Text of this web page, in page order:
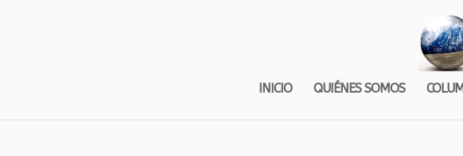
INICIO QUIÉNES SOMOS